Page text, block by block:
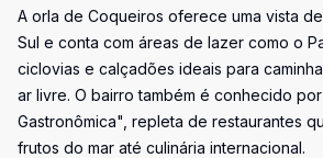
A orla de Coqueiros oferece uma vista
Sul e conta com áreas de lazer como o
ciclovias e calçadões ideais para
ar livre. O bairro também é conhecido
Gastronômica", repleta de restaurantes
frutos do mar até culinária internacional.